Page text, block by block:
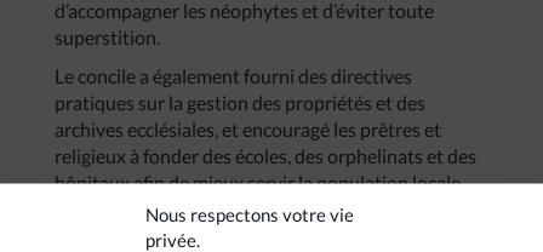
Nous respectons votre vie
privée.
d’accompagner les néophytes et d’éviter toute
superstition.
Le concile a également fourni des directives
pratiques sur la gestion des propriétés et des
archives ecclésiales, et encouragé les prêtres et
religieux à fonder des écoles, des orphelinats et des
hôpitaux afin de mieux servir la population locale.
Les prêtres et religieux ont aussi été invités à publier
les documents d’Église et les livres spirituels en